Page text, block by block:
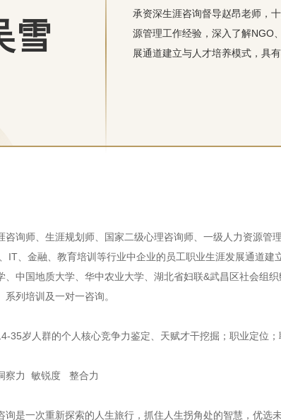
雪
承资深生涯咨询督导赵昂老师，
源管理工作经验，深入了解NGO
展通道建立与人才培养模式，具
咨询师、生涯规划师、国家二级心理咨询师、一级人力资源
IT、金融、教育培训等行业中企业的员工职业生涯发展通道建
、中国地质大学、华中农业大学、湖北省妇联&武昌区社会组
系列培训及一对一咨询。
35岁人群的个人核心竞争力鉴定、天赋才干挖掘；职业定位
察力 敏锐度 整合力
询是一次重新探索的人生旅行，抓住人生拐角处的智慧，优选